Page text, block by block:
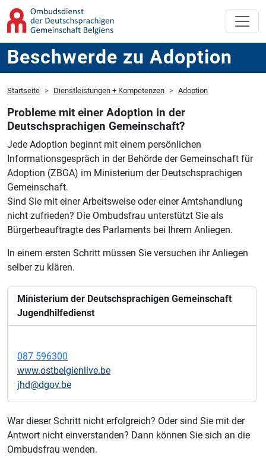
Beschwerde zu Adoption
Startseite Dienstleistungen + Kompetenzen Adoption
Probleme mit einer Adoption in der
Deutschsprachigen Gemeinschaft?
Jede Adoption beginnt mit einem persönlichen
Informationsgespräch in der Behörde der Gemeinschaft für
Adoption (ZBGA) im Ministerium der Deutschsprachigen
Gemeinschaft.
Sind Sie mit einer Arbeitsweise oder einer Amtshandlung
nicht zufrieden? Die Ombudsfrau unterstützt Sie als
Bürgerbeauftragte des Parlaments bei Ihrem Anliegen.
In einem ersten Schritt müssen Sie versuchen ihr Anliegen
selber zu klären.
Ministerium der Deutschsprachigen Gemeinschaft
Jugendhilfedienst
087 596300
www.ostbelgienlive.be
jhd@dgov.be
War dieser Schritt nicht erfolgreich? Oder sind Sie mit der
Antwort nicht einverstanden? Dann können Sie sich an die
Ombudsfrau wenden.